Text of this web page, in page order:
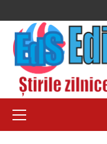
to
content
Menu